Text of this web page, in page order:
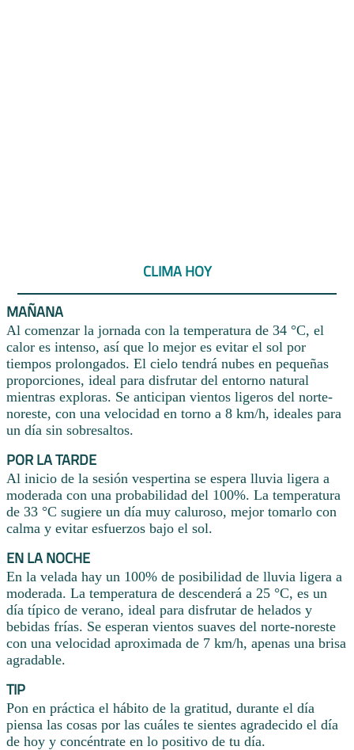
CLIMA HOY
MAÑANA
Al comenzar la jornada con la temperatura de 34 °C, el
calor es intenso, así que lo mejor es evitar el sol por
tiempos prolongados. El cielo tendrá nubes en pequeñas
proporciones, ideal para disfrutar del entorno natural
mientras exploras. Se anticipan vientos ligeros del norte-
noreste, con una velocidad en torno a 8 km/h, ideales para
un día sin sobresaltos.
POR LA TARDE
Al inicio de la sesión vespertina se espera lluvia ligera a
moderada con una probabilidad del 100%. La temperatura
de 33 °C sugiere un día muy caluroso, mejor tomarlo con
calma y evitar esfuerzos bajo el sol.
EN LA NOCHE
En la velada hay un 100% de posibilidad de lluvia ligera a
moderada. La temperatura de descenderá a 25 °C, es un
día típico de verano, ideal para disfrutar de helados y
bebidas frías. Se esperan vientos suaves del norte-noreste
con una velocidad aproximada de 7 km/h, apenas una brisa
agradable.
TIP
Pon en práctica el hábito de la gratitud, durante el día
piensa las cosas por las cuáles te sientes agradecido el día
de hoy y concéntrate en lo positivo de tu día.